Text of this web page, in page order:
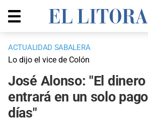
ACTUALIDAD SABALERA
Lo dijo el vice de Colón
José Alonso: "El
entrará en un solo
días"